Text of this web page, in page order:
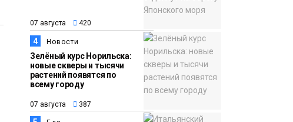
07 августа
Общество
Как в Норильске
помогают женщинам
из исправительного
центра
адаптироваться к
жизни
07 августа 420
4 Новости
Зелёный курс Норильска:
новые скверы и тысячи
растений появятся по
всему городу
07 августа 387